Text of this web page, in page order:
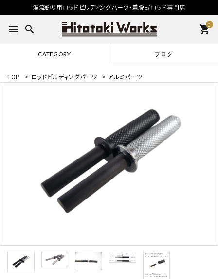
渓流釣り用ロッドビルディングパーツ・着脱式ロッド専門店
menu search 0
shopping_cart
CATEGORY ブログ
TOP > ロッドビルディングパーツ > アルミパーツ